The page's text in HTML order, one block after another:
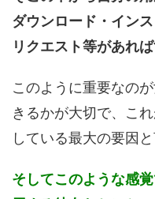
ダウンロード・イン
リクエスト等があれ
このように重要なの
きるかが大切で、こ
している最大の要因と
そしてこのような感